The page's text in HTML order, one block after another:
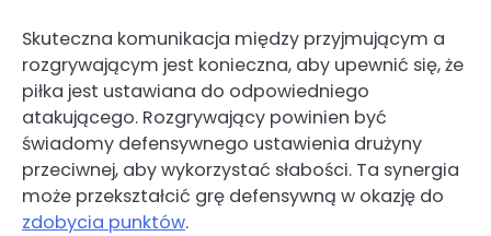
Skuteczna komunikacja między przyjmującym a
rozgrywającym jest konieczna, aby upewnić się, że
piłka jest ustawiana do odpowiedniego
atakującego. Rozgrywający powinien być
świadomy defensywnego ustawienia drużyny
przeciwnej, aby wykorzystać słabości. Ta synergia
może przekształcić grę defensywną w okazję do
zdobycia punktów.